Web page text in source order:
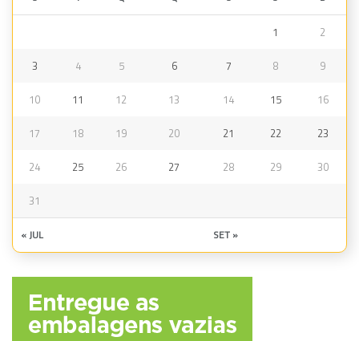
1 2
3 4 5 6 7 8 9
10 11 12 13 14 15 16
17 18 19 20 21 22 23
24 25 26 27 28 29 30
31
« JUL SET »